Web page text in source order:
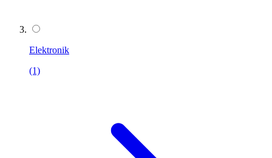
Elektronik
(1)